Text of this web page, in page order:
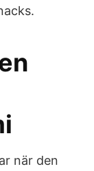
när den